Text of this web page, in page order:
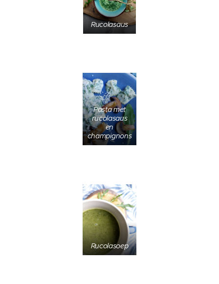
Rucolasaus
Pasta met
rucolasaus
en
champignons
Rucolasoep